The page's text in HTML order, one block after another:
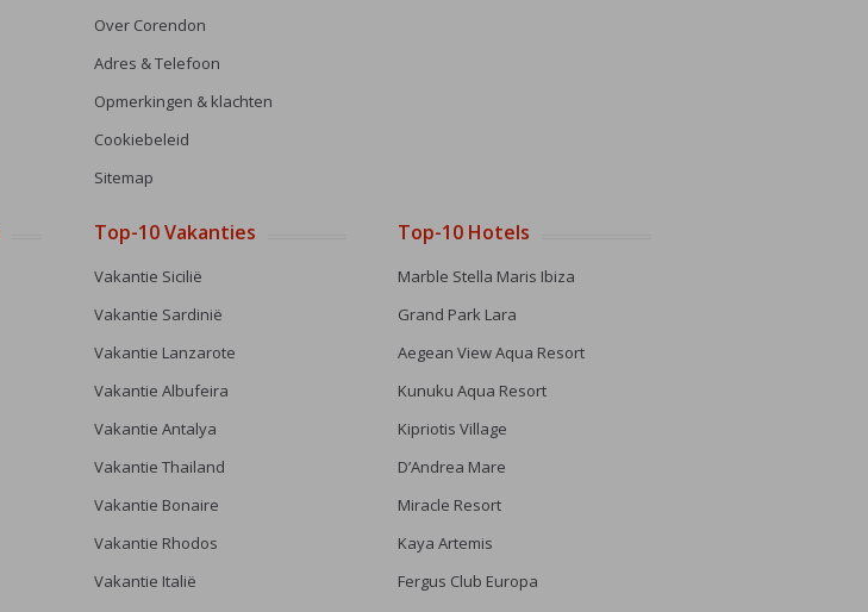
Over Corendon
Adres & Telefoon
Opmerkingen & klachten
Cookiebeleid
Sitemap
Top-10 Vakanties
Vakantie Sicilië
Vakantie Sardinië
Vakantie Lanzarote
Vakantie Albufeira
Vakantie Antalya
Vakantie Thailand
Vakantie Bonaire
Vakantie Rhodos
Vakantie Italië
Top-10 Hotels
Marble Stella Maris Ibiza
Grand Park Lara
Aegean View Aqua Resort
Kunuku Aqua Resort
Kipriotis Village
D’Andrea Mare
Miracle Resort
Kaya Artemis
Fergus Club Europa